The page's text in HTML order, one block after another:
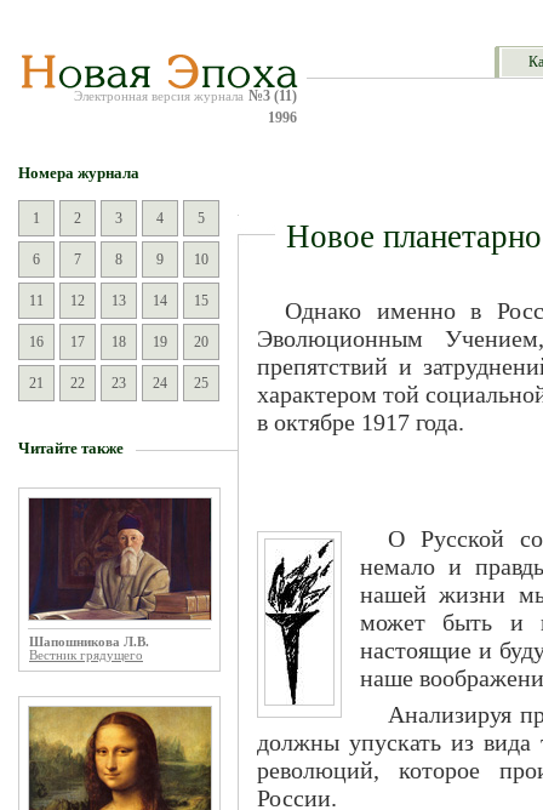
Электронная версия журнала №3 (11)
1996
Номера журнала
1 2 3 4 5
6 7 8 9 10
11 12 13 14 15
16 17 18 19 20
21 22 23 24 25
Читайте также
Шапошникова Л.В.
Вестник грядущего
Новое
Однако именно в
Эволюционным
препятствий и
характером той
в октябре 1917 года.
О Русской
немало и
нашей жизни
может быть и
настоящие и
наше
Анализируя
должны упускать из вида
революций, которое
России.